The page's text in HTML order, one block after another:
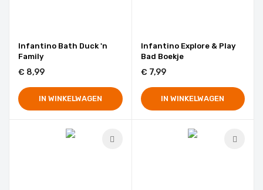
Infantino Bath Duck 'n
Family
€ 8,99
IN WINKELWAGEN
Infantino Explore & Play
Bad Boekje
€ 7,99
IN WINKELWAGEN